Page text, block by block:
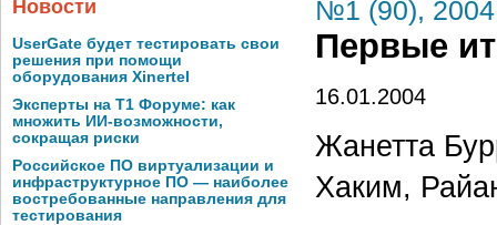
Новости
UserGate будет тестировать свои
решения при помощи
оборудования Xinertel
Эксперты на Т1 Форуме: как
множить ИИ-возможности,
сокращая риски
Российское ПО виртуализации и
инфраструктурное ПО — наиболее
востребованные направления для
тестирования
№1 (90), 2004
Первые
16.01.2004
Жанетта
Хаким,